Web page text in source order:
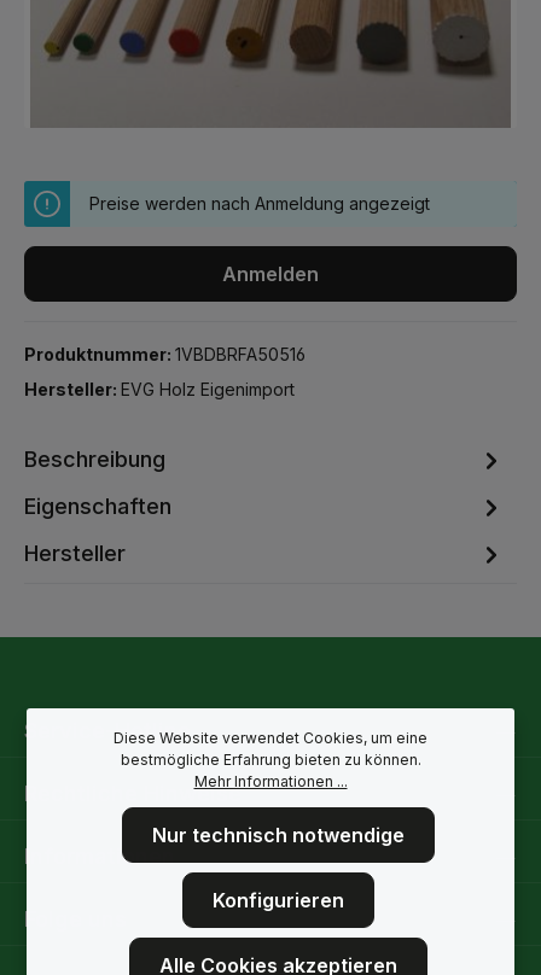
Preise werden nach Anmeldung angezeigt
Anmelden
Produktnummer: 1VBDBRFA50516
Hersteller: EVG Holz Eigenimport
Beschreibung
Eigenschaften
Hersteller
Service-Hotline
Rechtliche Hinweise
Informationen
Folge uns
Diese Website verwendet Cookies, um eine
bestmögliche Erfahrung bieten zu können.
Mehr Informationen ...
Nur technisch notwendige
Konfigurieren
Alle Cookies akzeptieren